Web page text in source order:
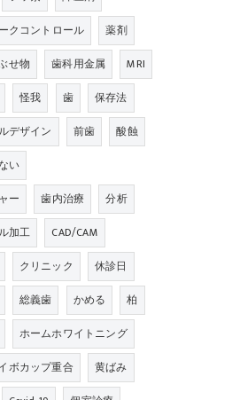
クコントロール
薬剤
せ物 歯科用金属
MRI
怪我 歯
保存法
デザイン 前歯
酸蝕
い
ー
歯内治療
分析
加工
CAD/CAM
クリニック
休診日
総義歯 かめる
柏
ホームホワイトニング
ボカップ重合
黄ばみ